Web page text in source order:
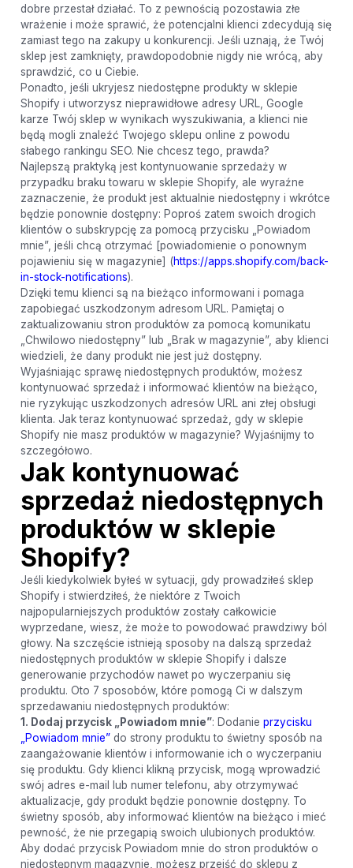
dobre przestał działać. To z pewnością pozostawia złe
wrażenie i może sprawić, że potencjalni klienci zdecydują się
zamiast tego na zakupy u konkurencji. Jeśli uznają, że Twój
sklep jest zamknięty, prawdopodobnie nigdy nie wrócą, aby
sprawdzić, co u Ciebie.
Ponadto, jeśli ukryjesz niedostępne produkty w sklepie
Shopify i utworzysz nieprawidłowe adresy URL, Google
karze Twój sklep w wynikach wyszukiwania, a klienci nie
będą mogli znaleźć Twojego sklepu online z powodu
słabego rankingu SEO. Nie chcesz tego, prawda?
Najlepszą praktyką jest kontynuowanie sprzedaży w
przypadku braku towaru w sklepie Shopify, ale wyraźne
zaznaczenie, że produkt jest aktualnie niedostępny i wkrótce
będzie ponownie dostępny: Poproś zatem swoich drogich
klientów o subskrypcję za pomocą przycisku „Powiadom
mnie”, jeśli chcą otrzymać [powiadomienie o ponownym
pojawieniu się w magazynie] (https://apps.shopify.com/back-
in-stock-notifications).
Dzięki temu klienci są na bieżąco informowani i pomaga
zapobiegać uszkodzonym adresom URL. Pamiętaj o
zaktualizowaniu stron produktów za pomocą komunikatu
„Chwilowo niedostępny” lub „Brak w magazynie”, aby klienci
wiedzieli, że dany produkt nie jest już dostępny.
Wyjaśniając sprawę niedostępnych produktów, możesz
kontynuować sprzedaż i informować klientów na bieżąco,
nie ryzykując uszkodzonych adresów URL ani złej obsługi
klienta. Jak teraz kontynuować sprzedaż, gdy w sklepie
Shopify nie masz produktów w magazynie? Wyjaśnijmy to
szczegółowo.
Jak kontynuować
sprzedaż niedostępnych
produktów w sklepie
Shopify?
Jeśli kiedykolwiek byłeś w sytuacji, gdy prowadziłeś sklep
Shopify i stwierdziłeś, że niektóre z Twoich
najpopularniejszych produktów zostały całkowicie
wyprzedane, wiesz, że może to powodować prawdziwy ból
głowy. Na szczęście istnieją sposoby na dalszą sprzedaż
niedostępnych produktów w sklepie Shopify i dalsze
generowanie przychodów nawet po wyczerpaniu się
produktu. Oto 7 sposobów, które pomogą Ci w dalszym
sprzedawaniu niedostępnych produktów:
1. Dodaj przycisk „Powiadom mnie”: Dodanie przycisku
„Powiadom mnie”do strony produktu to świetny sposób na
zaangażowanie klientów i informowanie ich o wyczerpaniu
się produktu. Gdy klienci klikną przycisk, mogą wprowadzić
swój adres e-mail lub numer telefonu, aby otrzymywać
aktualizacje, gdy produkt będzie ponownie dostępny. To
świetny sposób, aby informować klientów na bieżąco i mieć
pewność, że nie przegapią swoich ulubionych produktów.
Aby dodać przycisk Powiadom mnie do stron produktów o
niedostępnym magazynie, możesz przejść do sklepu z